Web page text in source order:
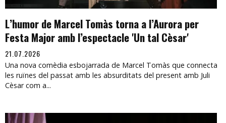
L’humor de Marcel Tomàs torna a l’Aurora per
Festa Major amb l’espectacle 'Un tal Cèsar'
21.07.2026
Una nova comèdia esbojarrada de Marcel Tomàs que connecta
les ruïnes del passat amb les absurditats del present amb Juli
Cèsar com a...